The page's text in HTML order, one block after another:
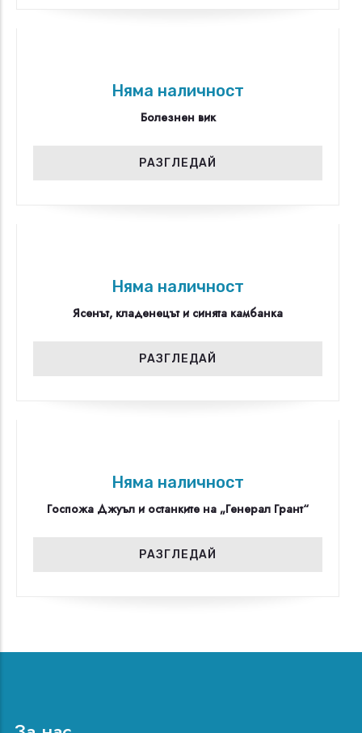
Няма наличност
Болезнен вик
РАЗГЛЕДАЙ
Няма наличност
Ясенът, кладенецът и синята камбанка
РАЗГЛЕДАЙ
Няма наличност
Госпожа Джуъл и останките на „Генерал Грант“
РАЗГЛЕДАЙ